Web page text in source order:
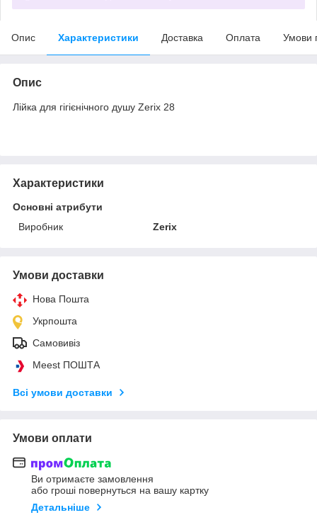
Опис Характеристики Доставка Оплата Умови
Опис
Лійка для гігієнічного душу Zerix 28
Характеристики
Основні атрибути
Виробник
Zerix
Умови доставки
Нова Пошта
Укрпошта
Самовивіз
Meest ПОШТА
Всі умови доставки
Умови оплати
Ви отримаєте замовлення
або гроші повернуться на вашу картку
Детальніше